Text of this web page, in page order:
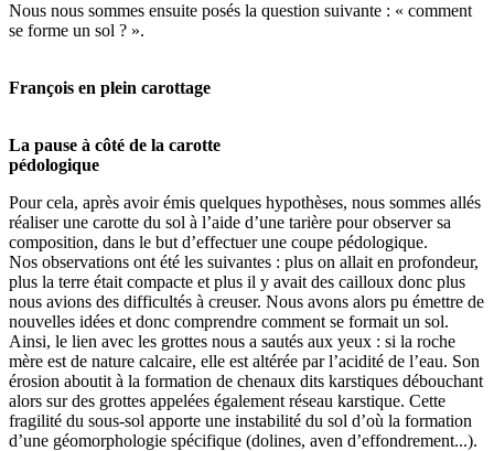
Nous nous sommes ensuite posés la question suivante : « comment
se forme un sol ? ».
François en plein carottage
La pause à côté de la carotte
pédologique
Pour cela, après avoir émis quelques hypothèses, nous sommes allés
réaliser une carotte du sol à l’aide d’une tarière pour observer sa
composition, dans le but d’effectuer une coupe pédologique.
Nos observations ont été les suivantes : plus on allait en profondeur,
plus la terre était compacte et plus il y avait des cailloux donc plus
nous avions des difficultés à creuser. Nous avons alors pu émettre de
nouvelles idées et donc comprendre comment se formait un sol.
Ainsi, le lien avec les grottes nous a sautés aux yeux : si la roche
mère est de nature calcaire, elle est altérée par l’acidité de l’eau. Son
érosion aboutit à la formation de chenaux dits karstiques débouchant
alors sur des grottes appelées également réseau karstique. Cette
fragilité du sous-sol apporte une instabilité du sol d’où la formation
d’une géomorphologie spécifique (dolines, aven d’effondrement...).